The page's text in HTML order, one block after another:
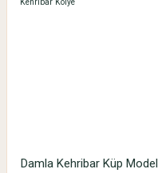
Damla Kehribar Küp Model